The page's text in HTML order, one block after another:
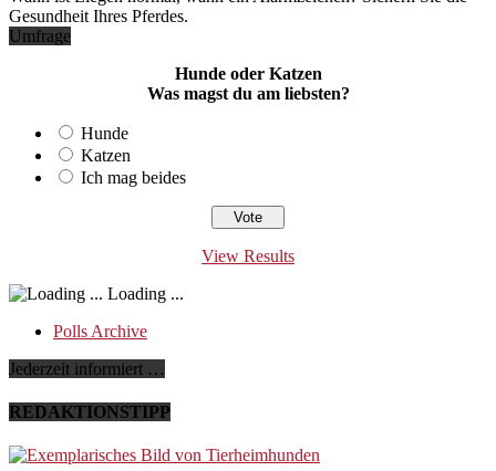
Gesundheit Ihres Pferdes.
Umfrage
Hunde oder Katzen
Was magst du am liebsten?
Hunde
Katzen
Ich mag beides
View Results
Loading ...
Polls Archive
Jederzeit informiert …
REDAKTIONSTIPP